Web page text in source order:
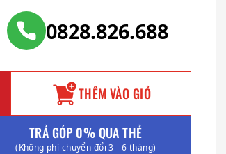
0828.826.688
THÊM VÀO GIỎ
TRẢ GÓP 0% QUA THẺ
(Không phí chuyển đổi 3 - 6 tháng)